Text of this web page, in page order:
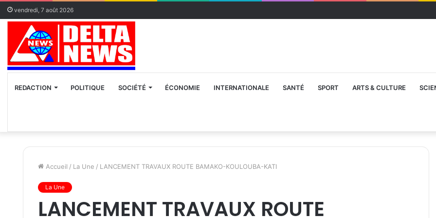
vendredi, 7 août 2026
REDACTION POLITIQUE SOCIÉTÉ ÉCONOMIE INTERNATIONALE SANTÉ SPORT ARTS & CULTURE
Accueil / La Une / LANCEMENT TRAVAUX ROUTE BAMAKO-KOULOUBA-KATI
La Une
LANCEMENT TRAVAUX ROUTE